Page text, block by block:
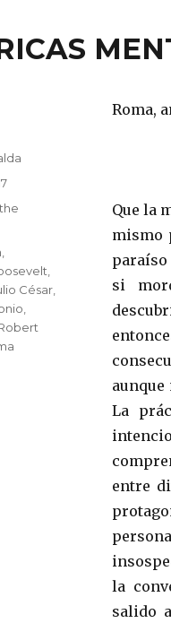
Roma,
Que la
mismo
paraíso
si
aunque
La
entre
la
salido
César